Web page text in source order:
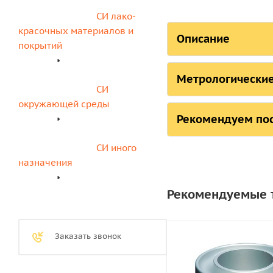
Рекомендуем
Описание
Штатив-тренога из
пузырьковым
Совместим со
- ВЗ-FORD
Масса штатива без
Производитель
Рекомендуемые
СИ лако-
красочных материалов и
покрытий
СИ
окружающей среды
СИ иного
назначения
Заказать звонок